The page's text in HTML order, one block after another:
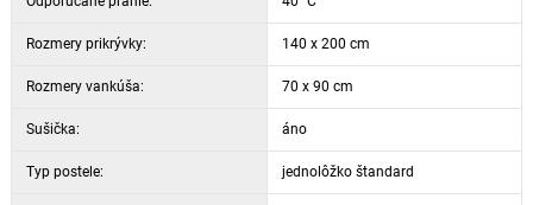
Rozmery prikrývky: 140 x 200 cm
Rozmery vankúša: 70 x 90 cm
Sušička: áno
Typ postele: jednolôžko štandard